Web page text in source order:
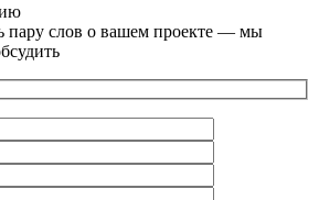
пару слов о вашем проекте — мы